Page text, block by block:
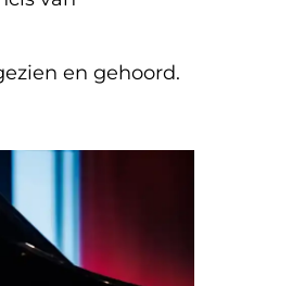
en gehoord.